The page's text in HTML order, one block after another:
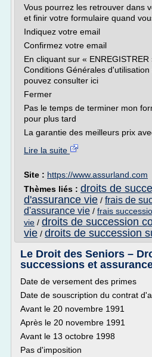
Vous pourrez les retrouver dans
et finir votre formulaire quand
Indiquez votre email
Confirmez votre email
En cliquant sur «
Conditions Générales
pouvez consulter ici
Fermer
Pas le temps de terminer mon
pour plus tard
La garantie des meilleurs prix
Lire la suite
Site : https://www.assurland.com
Thèmes liés : droits de
d'assurance vie / frais de
d'assurance vie / frais
vie / droits de succession
vie / droits de succession
Le Droit des Seniors –
successions et
Date de versement des primes
Date de souscription du contrat
Avant le 20 novembre 1991
Après le 20 novembre 1991
Avant le 13 octobre 1998
Pas d'imposition